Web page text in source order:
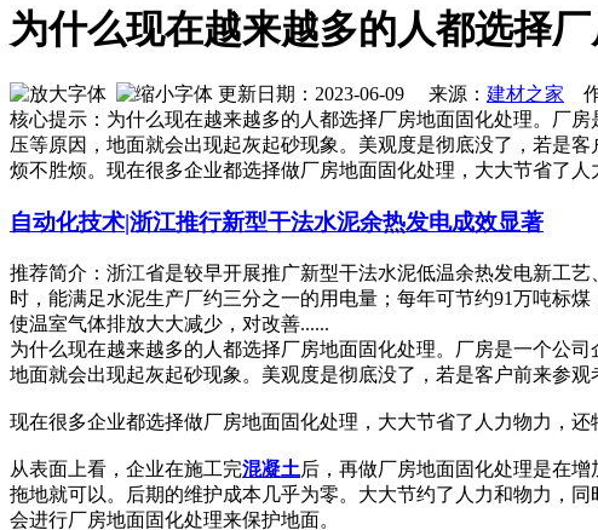
为什么现在越来越多的人都选择
更新日期：2023-06-09 来源： 建材之家 作
核心提示：为什么现在越来越多的人都选择厂房地面固化处理。厂
压等原因，地面就会出现起灰起砂现象。美观度是彻底没了，若是
烦不胜烦。现在很多企业都选择做厂房地面固化处理，大大节省了人
自动化技术|浙江推行新型干法水泥余热发电成效显著
推荐简介：浙江省是较早开展推广新型干法水泥低温余热发电新工
时，能满足水泥生产厂约三分之一的用电量；每年可节约91万吨标
使温室气体排放大大减少，对改善......
为什么现在越来越多的人都选择厂房地面固化处理。厂房是一个公
地面就会出现起灰起砂现象。美观度是彻底没了，若是客户前来参
现在很多企业都选择做厂房地面固化处理，大大节省了人力物力，
从表面上看，企业在施工完混凝土后，再做厂房地面固化处理是在
拖地就可以。后期的维护成本几乎为零。大大节约了人力和物力，
会进行厂房地面固化处理来保护地面。